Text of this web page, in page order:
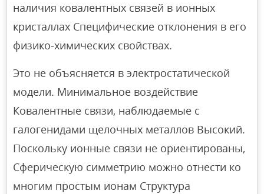
наличия ковалентных связей в ионных
кристаллах Специфические отклонения в его
физико-химических свойствах.
Это не объясняется в электростатической
модели. Минимальное воздействие
Ковалентные связи, наблюдаемые с
галогенидами щелочных металлов Высокий.
Поскольку ионные связи не ориентированы,
Сферическую симметрию можно отнести ко
многим простым ионам Структура